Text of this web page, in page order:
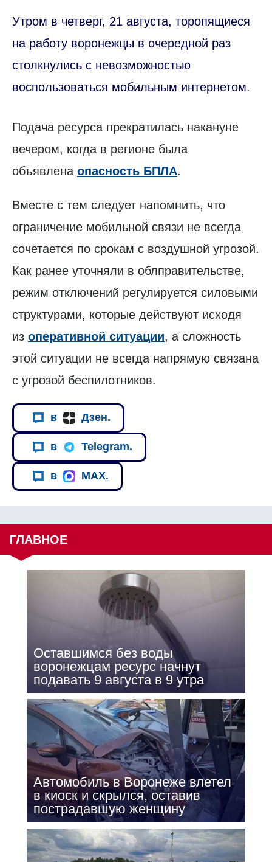
Утром в четверг, 21 августа, торопящиеся
на работу воронежцы в очередной раз
столкнулись с невозможностью
воспользоваться мобильным интернетом.
Подача ресурса прекратилась накануне
вечером, когда в регионе была
объявлена опасность БПЛА.
Вместе с тем следует напомнить, что
ограничение мобильной связи не всегда
сочетается по срокам с воздушной угрозой.
Как ранее уточняли в облправительстве,
режим отключений регулируется силовыми
структурами, которые действуют исходя
из оперативной ситуации, а сложность
этой ситуации не всегда напрямую связана
с угрозой беспилотников.
в Дзен.
в Telegram.
в MAX.
ГЛАВНОЕ
Оставшимся без воды
воронежцам ресурс начнут
подавать 9 августа в 9 утра
Автомобиль в Воронеже влетел
в киоск и скрылся, оставив
пострадавшую женщину